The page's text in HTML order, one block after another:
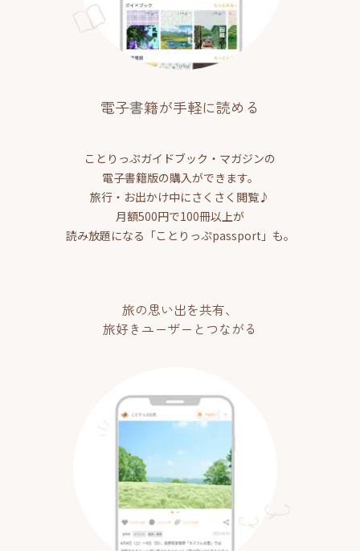
電子書籍が手軽に読める
ことりっぷガイドブック・マガジンの
電子書籍版の購入ができます。
旅行・お出かけ中にさくさく閲覧♪
月額500円で100冊以上が
読み放題になる「ことりっぷpassport」も。
旅の思い出を共有、
旅好きユーザーとつながる